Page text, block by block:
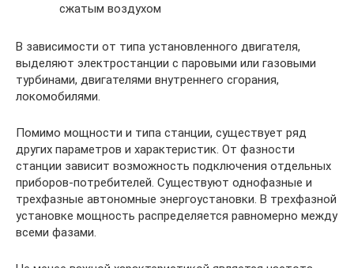
сжатым воздухом
В зависимости от типа установленного двигателя,
выделяют электростанции с паровыми или газовыми
турбинами, двигателями внутреннего сгорания,
локомобилями.
Помимо мощности и типа станции, существует ряд
других параметров и характеристик. От фазности
станции зависит возможность подключения отдельных
приборов-потребителей. Существуют однофазные и
трехфазные автономные энергоустановки. В трехфазной
установке мощность распределяется равномерно между
всеми фазами.